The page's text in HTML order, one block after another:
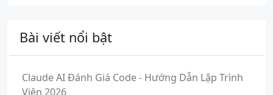
Bài viết nổi bật
Claude AI Đánh Giá Code - Hướng Dẫn Lập Trình
Viên 2026